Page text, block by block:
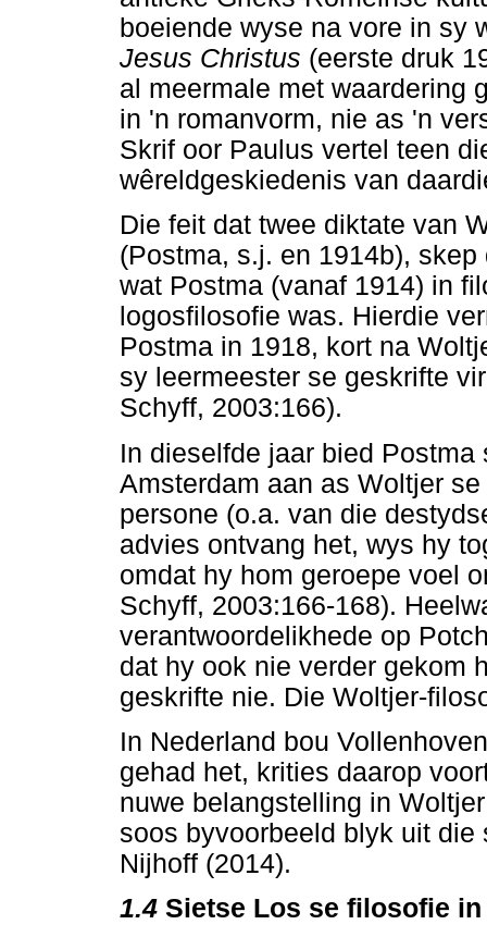
boeiende wyse na vore in sy
Jesus Christus (eerste druk
al meermale met waardering
in 'n romanvorm, nie as 'n
Skrif oor Paulus vertel teen
wêreldgeskiedenis van
Die feit dat twee diktate van
(Postma, s.j. en 1914b),
wat Postma (vanaf 1914) in
logosfilosofie was. Hierdie
Postma in 1918, kort na
sy leermeester se geskrifte
Schyff, 2003:166).
In dieselfde jaar bied
Amsterdam aan as Woltjer
persone (o.a. van die
advies ontvang het, wys hy
omdat hy hom geroepe voel
Schyff, 2003:166-168).
verantwoordelikhede op
dat hy ook nie verder gekom
geskrifte nie. Die Woltjer-
In Nederland bou
gehad het, krities daarop
nuwe belangstelling in
soos byvoorbeeld blyk uit die
Nijhoff (2014).
1.4 Sietse Los se filosofie